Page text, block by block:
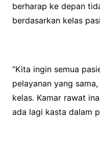
berharap ke depan
berdasarkan kelas
“Kita ingin semua
pelayanan yang
kelas. Kamar rawat
ada lagi kasta dalam